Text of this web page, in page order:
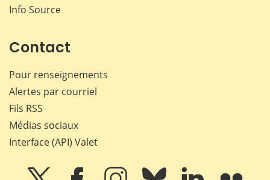
Info Source
Contact
Pour renseignements
Alertes par courriel
Fils RSS
Médias sociaux
Interface (API) Valet